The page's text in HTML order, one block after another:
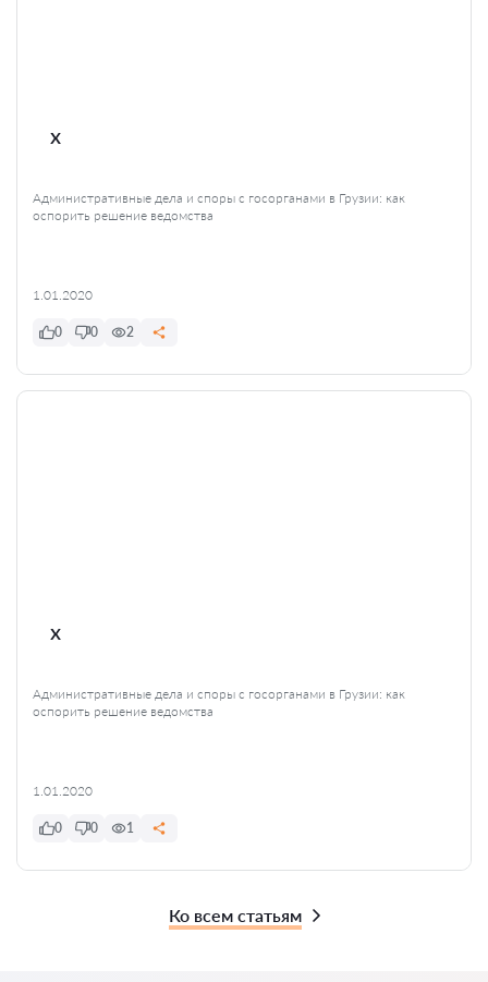
x
Административные дела и споры с госорганами в Грузии: как
оспорить решение ведомства
1.01.2020
0 0 2
x
Административные дела и споры с госорганами в Грузии: как
оспорить решение ведомства
1.01.2020
0 0 1
Ко всем статьям